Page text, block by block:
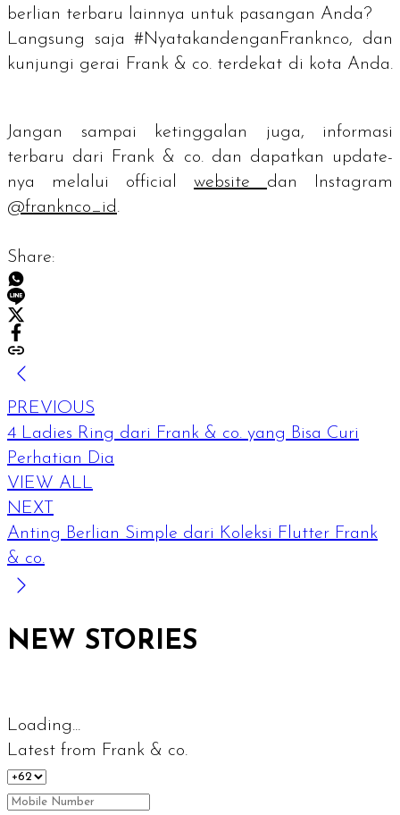
berlian terbaru lainnya untuk pasangan Anda?
Langsung saja #NyatakandenganFranknco, dan
kunjungi gerai Frank & co. terdekat di kota Anda.
Jangan sampai ketinggalan juga, informasi
terbaru dari Frank & co. dan dapatkan update-
nya melalui official website dan Instagram
@franknco_id.
Share:
PREVIOUS
4 Ladies Ring dari Frank & co. yang Bisa Curi
Perhatian Dia
VIEW ALL
NEXT
Anting Berlian Simple dari Koleksi Flutter Frank
& co.
NEW STORIES
Loading...
Latest from Frank & co.